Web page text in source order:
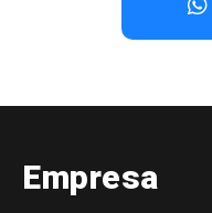
Empresa